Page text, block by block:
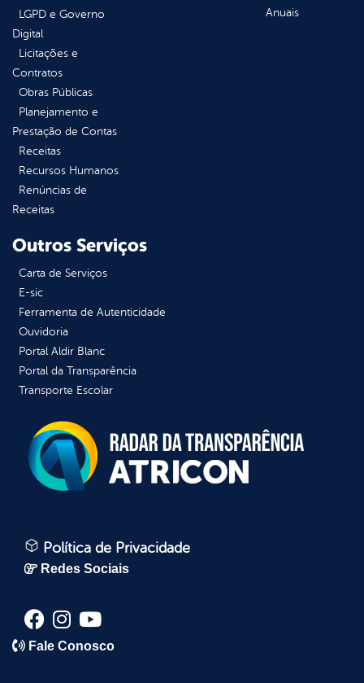
LGPD e Governo
Digital
Licitações e
Contratos
Obras Públicas
Planejamento e
Prestação de Contas
Receitas
Recursos Humanos
Renúncias de
Receitas
Anuais
Outros Serviços
Carta de Serviços
E-sic
Ferramenta de Autenticidade
Ouvidoria
Portal Aldir Blanc
Portal da Transparência
Transporte Escolar
Política de Privacidade
Redes Sociais
Fale Conosco